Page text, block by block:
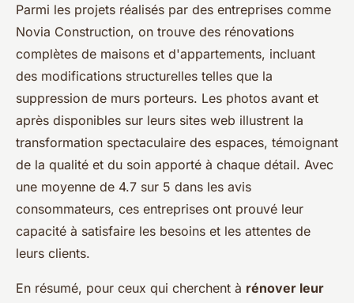
Parmi les projets réalisés par des entreprises comme
Novia Construction, on trouve des rénovations
complètes de maisons et d'appartements, incluant
des modifications structurelles telles que la
suppression de murs porteurs. Les photos avant et
après disponibles sur leurs sites web illustrent la
transformation spectaculaire des espaces, témoignant
de la qualité et du soin apporté à chaque détail. Avec
une moyenne de 4.7 sur 5 dans les avis
consommateurs, ces entreprises ont prouvé leur
capacité à satisfaire les besoins et les attentes de
leurs clients.
En résumé, pour ceux qui cherchent à rénover leur